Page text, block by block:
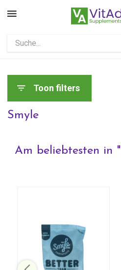
Toon filters
Smyle
Am beliebtesten in "